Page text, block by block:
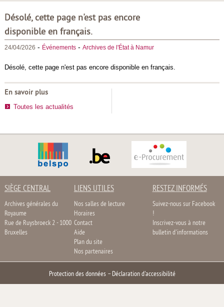
Désolé, cette page n'est pas encore
disponible en français.
24/04/2026 - Événements- Archives de l'État à Namur
Désolé, cette page n'est pas encore disponible en français.
En savoir plus
Toutes les actualités
SIÈGE CENTRAL
Archives générales du
Royaume
Rue de Ruysbroeck 2 - 1000
Bruxelles
LIENS UTILES
Nos salles de lecture
Horaires
Contact
Aide
Plan du site
Nos partenaires
RESTEZ INFORMÉS
Suivez-nous sur Facebook
!
Inscrivez-vous à notre
bulletin d'informations
Protection des données– Déclaration d'accessibilité